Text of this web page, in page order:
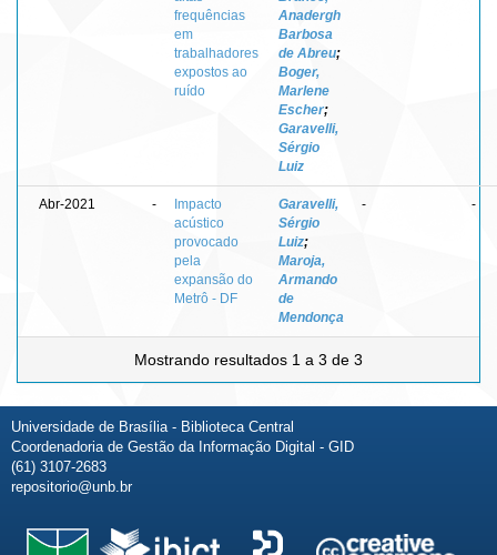
frequências
em
trabalhadores
expostos ao
ruído
Anadergh
Barbosa
de Abreu;
Boger,
Marlene
Escher;
Garavelli,
Sérgio
Luiz
Abr-2021 -
Impacto
acústico
provocado
pela
expansão do
Metrô - DF
Garavelli,
Sérgio
Luiz;
Maroja,
Armando
de
Mendonça
- -
Mostrando resultados 1 a 3 de 3
Universidade de Brasília - Biblioteca Central
Coordenadoria de Gestão da Informação Digital - GID
(61) 3107-2683
repositorio@unb.br